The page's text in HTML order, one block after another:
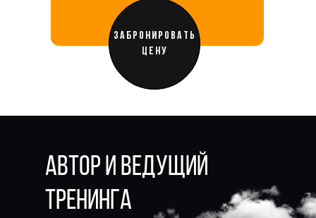
ЗАБРОНИРОВАТЬ
ЦЕНУ
АВТОР И ВЕДУЩИЙ
ТРЕНИНГА